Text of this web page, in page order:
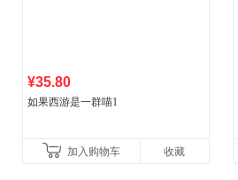
¥35.80
如果西游是一群喵1
加入购物车 收藏